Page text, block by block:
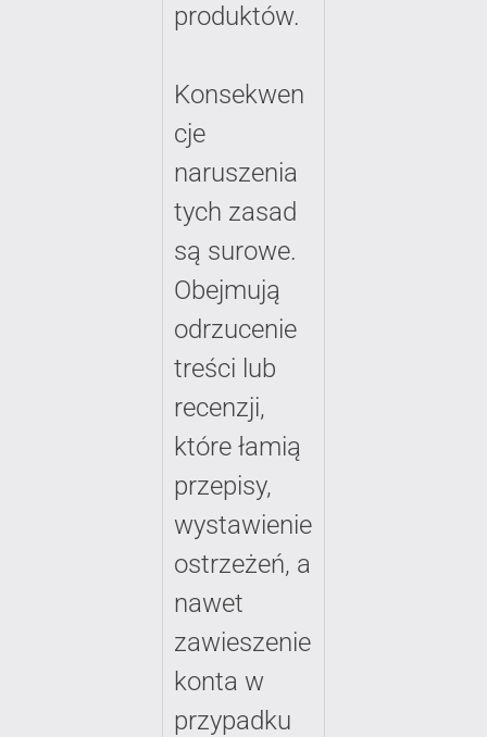
produktów.
Konsekwen
cje
naruszenia
tych zasad
są surowe.
Obejmują
odrzucenie
treści lub
recenzji,
które łamią
przepisy,
wystawienie
ostrzeżeń, a
nawet
zawieszenie
konta w
przypadku